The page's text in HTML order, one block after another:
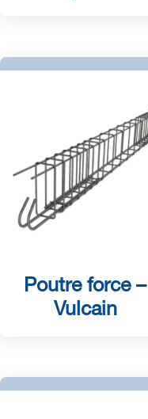
Poutre force –
Vulcain